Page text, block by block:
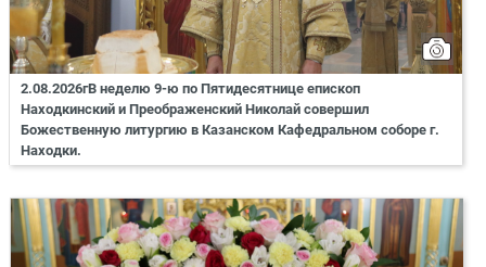
2.08.2026гВ неделю 9-ю по Пятидесятнице епископ
Находкинский и Преображенский Николай совершил
Божественную литургию в Казанском Кафедральном соборе г.
Находки.